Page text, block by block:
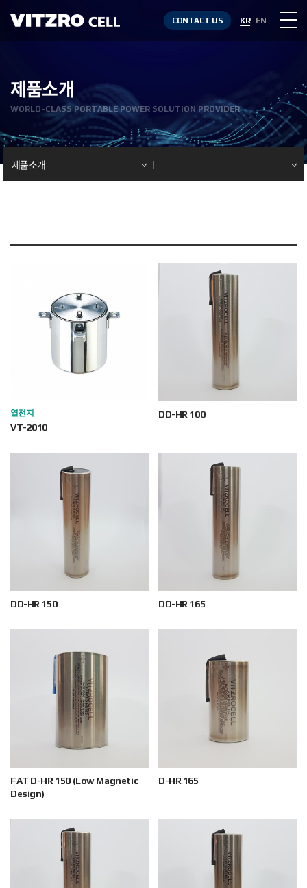
CONTACT US KR EN
제품소개
WORLD-CLASS PORTABLE POWER SOLUTION PROVIDER
제품소개
열전지
VT-2010
DD-HR 100
DD-HR 150 DD-HR 165
FAT D-HR 150 (Low Magnetic
Design)
D-HR 165